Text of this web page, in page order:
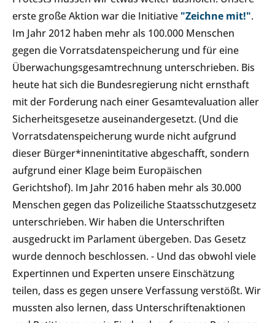
erste große Aktion war die Initiative "Zeichne mit!".
Im Jahr 2012 haben mehr als 100.000 Menschen
gegen die Vorratsdatenspeicherung und für eine
Überwachungsgesamtrechnung unterschrieben. Bis
heute hat sich die Bundesregierung nicht ernsthaft
mit der Forderung nach einer Gesamtevaluation aller
Sicherheitsgesetze auseinandergesetzt. (Und die
Vorratsdatenspeicherung wurde nicht aufgrund
dieser Bürger*innenintitative abgeschafft, sondern
aufgrund einer Klage beim Europäischen
Gerichtshof). Im Jahr 2016 haben mehr als 30.000
Menschen gegen das Polizeiliche Staatsschutzgesetz
unterschrieben. Wir haben die Unterschriften
ausgedruckt im Parlament übergeben. Das Gesetz
wurde dennoch beschlossen. - Und das obwohl viele
Expertinnen und Experten unsere Einschätzung
teilen, dass es gegen unsere Verfassung verstößt. Wir
mussten also lernen, dass Unterschriftenaktionen